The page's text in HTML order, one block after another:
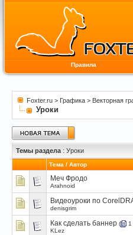
Правила
Foxter.ru > Графика > Векторная
Уроки
Темы раздела : Уроки
Тема / Автор
Меч Фродо
Arahnoid
Видеоуроки по
denisgrim
Как сделать баннер ( 1
KLez